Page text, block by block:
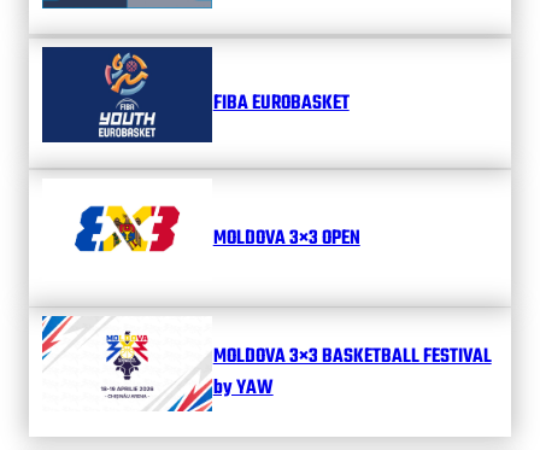
FIBA EUROBASKET
MOLDOVA 3×3 OPEN
MOLDOVA 3×3 BASKETBALL FESTIVAL
by YAW